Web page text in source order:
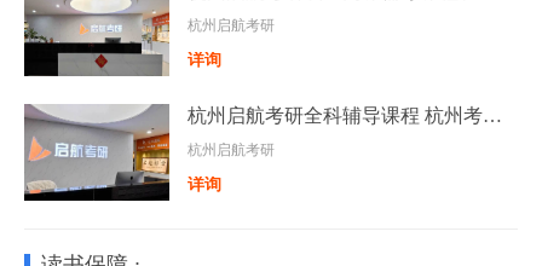
杭州启航考研
详询
杭州启航考研全科辅导课程 杭州考研全科培训班
杭州启航考研
详询